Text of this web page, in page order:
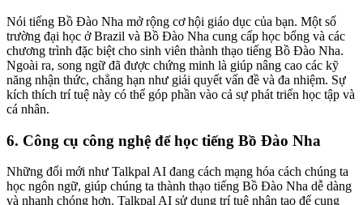
Nói tiếng Bồ Đào Nha mở rộng cơ hội giáo dục của bạn. Một số
trường đại học ở Brazil và Bồ Đào Nha cung cấp học bổng và các
chương trình đặc biệt cho sinh viên thành thạo tiếng Bồ Đào Nha.
Ngoài ra, song ngữ đã được chứng minh là giúp nâng cao các kỹ
năng nhận thức, chẳng hạn như giải quyết vấn đề và đa nhiệm. Sự
kích thích trí tuệ này có thể góp phần vào cả sự phát triển học tập và
cá nhân.
6. Công cụ công nghệ để học tiếng Bồ Đào Nha
Những đổi mới như Talkpal AI đang cách mạng hóa cách chúng ta
học ngôn ngữ, giúp chúng ta thành thạo tiếng Bồ Đào Nha dễ dàng
và nhanh chóng hơn. Talkpal AI sử dụng trí tuệ nhân tạo để cung